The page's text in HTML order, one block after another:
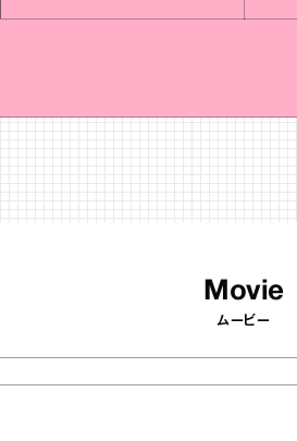
Movie
ムービー